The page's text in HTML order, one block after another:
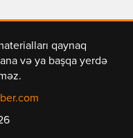
qaynaq
və ya başqa yerdə